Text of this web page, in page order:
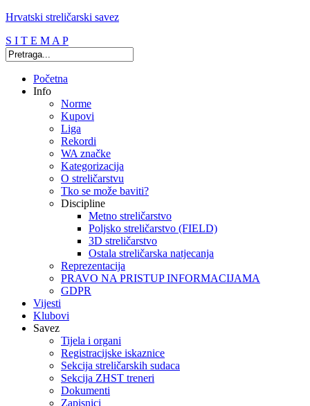
Hrvatski streličarski savez
S I T E M A P
Početna
Info
Norme
Kupovi
Liga
Rekordi
WA značke
Kategorizacija
O streličarstvu
Tko se može baviti?
Discipline
Metno streličarstvo
Poljsko streličarstvo (FIELD)
3D streličarstvo
Ostala streličarska natjecanja
Reprezentacija
PRAVO NA PRISTUP INFORMACIJAMA
GDPR
Vijesti
Klubovi
Savez
Tijela i organi
Registracijske iskaznice
Sekcija streličarskih sudaca
Sekcija ZHST treneri
Dokumenti
Zapisnici